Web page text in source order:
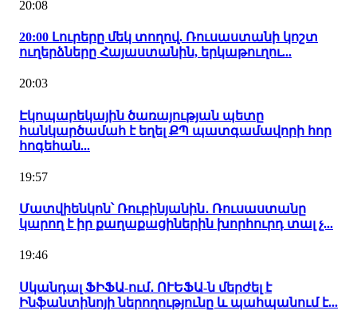
20:08
20:00 Լուրերը մեկ տողով. Ռուսաստանի կոշտ
ուղերձները Հայաստանին, երկաթուղու...
20:03
Էկոպարեկային ծառայության պետը
հանկարծամահ է եղել ՔՊ պատգամավորի հոր
հոգեհան...
19:57
Մատվիենկոն՝ Ռուբինյանին․ Ռուսաստանը
կարող է իր քաղաքացիներին խորհուրդ տալ չ...
19:46
Սկանդալ ՖԻՖԱ-ում․ ՈՒԵՖԱ-ն մերժել է
Ինֆանտինոյի ներողությունը և պահպանում է...